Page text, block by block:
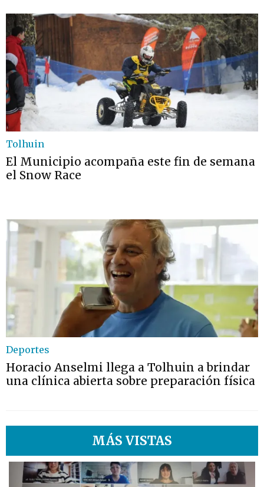
Tolhuin
El Municipio acompaña este fin de semana
el Snow Race
Deportes
Horacio Anselmi llega a Tolhuin a brindar
una clínica abierta sobre preparación física
MÁS VISTAS
1